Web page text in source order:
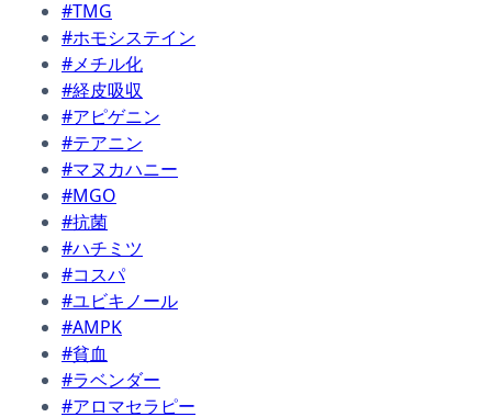
#TMG
#ホモシステイン
#メチル化
#経皮吸収
#アピゲニン
#テアニン
#マヌカハニー
#MGO
#抗菌
#ハチミツ
#コスパ
#ユビキノール
#AMPK
#貧血
#ラベンダー
#アロマセラピー